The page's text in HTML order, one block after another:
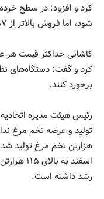
کرد و افزود: در سطح
شود، اما فروش بالاتر از ۵۷ هزارتومان گرانفروشی است.
کرد و گفت: دستگاه‌های
برخورد کنند.
رئیس هیئت مدیره
هزارتن تخم مرغ تولید
رشد داشته است.